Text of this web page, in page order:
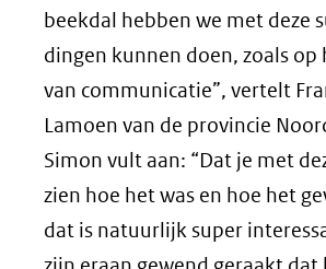
beekdal hebben we met deze
dingen kunnen doen, zoals op
van communicatie”, vertelt
Lamoen van de provincie
Simon vult aan: “Dat je met
zien hoe het was en hoe het
dat is natuurlijk super